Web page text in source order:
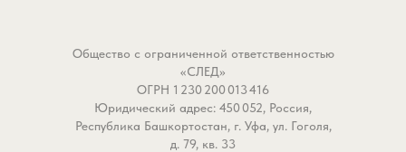
Общество с ограниченной ответственностью
«СЛЕД»
ОГРН 1 230 200 013 416
Юридический адрес: 450 052, Россия,
Республика Башкортостан, г. Уфа, ул. Гоголя,
д. 79, кв. 33